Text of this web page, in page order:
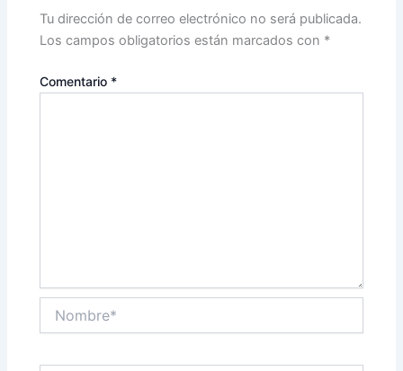
Tu dirección de correo electrónico no será publicada.
Los campos obligatorios están marcados con *
Comentario *